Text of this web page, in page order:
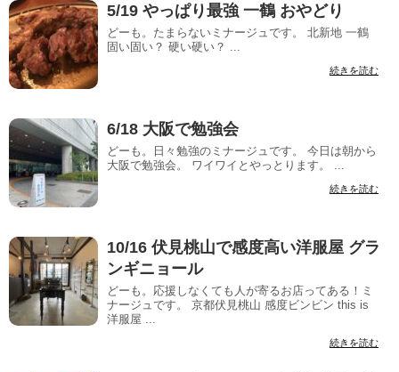
5/19 やっぱり最強 一鶴 おやどり
どーも。たまらないミナージュです。 北新地 一鶴
固い固い？ 硬い硬い？ ...
続きを読む
6/18 大阪で勉強会
どーも。日々勉強のミナージュです。 今日は朝から
大阪で勉強会。 ワイワイとやっとります。 ...
続きを読む
10/16 伏見桃山で感度高い洋服屋 グラ
ンギニョール
どーも。応援しなくても人が寄るお店ってある！ミ
ナージュです。 京都伏見桃山 感度ビンビン this is
洋服屋 ...
続きを読む